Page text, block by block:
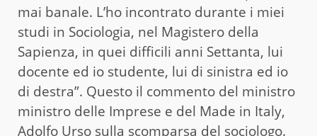
mai banale. L’ho incontrato durante i miei
studi in Sociologia, nel Magistero della
Sapienza, in quei difficili anni Settanta, lui
docente ed io studente, lui di sinistra ed io
di destra”. Questo il commento del ministro
ministro delle Imprese e del Made in Italy,
Adolfo Urso sulla scomparsa del sociologo.